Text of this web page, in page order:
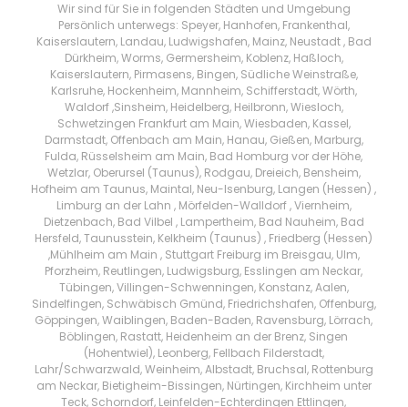
Wir sind für Sie in folgenden Städten und Umgebung
Persönlich unterwegs: Speyer, Hanhofen, Frankenthal,
Kaiserslautern, Landau, Ludwigshafen, Mainz, Neustadt , Bad
Dürkheim, Worms, Germersheim, Koblenz, Haßloch,
Kaiserslautern, Pirmasens, Bingen, Südliche Weinstraße,
Karlsruhe, Hockenheim, Mannheim, Schifferstadt, Wörth,
Waldorf ,Sinsheim, Heidelberg, Heilbronn, Wiesloch,
Schwetzingen Frankfurt am Main, Wiesbaden, Kassel,
Darmstadt, Offenbach am Main, Hanau, Gießen, Marburg,
Fulda, Rüsselsheim am Main, Bad Homburg vor der Höhe,
Wetzlar, Oberursel (Taunus), Rodgau, Dreieich, Bensheim,
Hofheim am Taunus, Maintal, Neu-Isenburg, Langen (Hessen) ,
Limburg an der Lahn , Mörfelden-Walldorf , Viernheim,
Dietzenbach, Bad Vilbel , Lampertheim, Bad Nauheim, Bad
Hersfeld, Taunusstein, Kelkheim (Taunus) , Friedberg (Hessen)
,Mühlheim am Main , Stuttgart Freiburg im Breisgau, Ulm,
Pforzheim, Reutlingen, Ludwigsburg, Esslingen am Neckar,
Tübingen, Villingen-Schwenningen, Konstanz, Aalen,
Sindelfingen, Schwäbisch Gmünd, Friedrichshafen, Offenburg,
Göppingen, Waiblingen, Baden-Baden, Ravensburg, Lörrach,
Böblingen, Rastatt, Heidenheim an der Brenz, Singen
(Hohentwiel), Leonberg, Fellbach Filderstadt,
Lahr/Schwarzwald, Weinheim, Albstadt, Bruchsal, Rottenburg
am Neckar, Bietigheim-Bissingen, Nürtingen, Kirchheim unter
Teck, Schorndorf, Leinfelden-Echterdingen Ettlingen,